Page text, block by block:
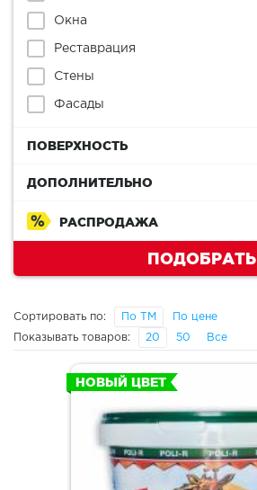
Окна
Реставрация
Стены
Фасады
ПОВЕРХНОСТЬ
ДОПОЛНИТЕЛЬНО
РАСПРОДАЖА
ПОДОБРАТЬ
Сортировать по: По ТМ По цене
Показывать товаров: 20 50 Все
НОВЫЙ ЦВЕТ